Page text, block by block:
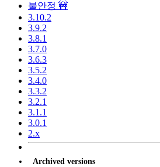
불안정 🚧
3.10.2
3.9.2
3.8.1
3.7.0
3.6.3
3.5.2
3.4.0
3.3.2
3.2.1
3.1.1
3.0.1
2.x
Archived versions